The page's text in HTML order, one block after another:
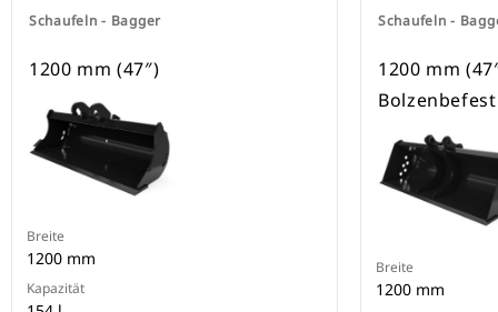
Schaufeln - Bagger
1200 mm (47″)
Breite
1200 mm
Kapazität
Schaufeln -
1200 mm
Breite
1200 mm